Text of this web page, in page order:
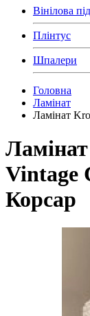
Вінілова
Плінтус
Шпалери
Головна
Ламінат
Ламінат
Vintage
Корсар